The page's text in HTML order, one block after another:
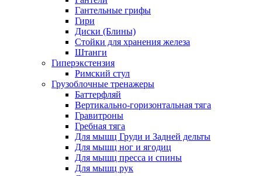
Гантельные грифы
Гири
Диски (Блины)
Стойки для хранения железа
Штанги
Гиперэкстензия
Римский стул
Грузоблочные тренажеры
Баттерфляй
Вертикально-горизонтальная тяга
Гравитроны
Гребная тяга
Для мышц Груди и Задней дельты
Для мышц ног и ягодиц
Для мышц пресса и спины
Для мышц рук